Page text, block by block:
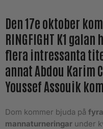
Den 17e oktober
RINGFIGHT K1
flera intressanta
annat Abdou Karim
Youssef Assouik
Dom kommer bjuda på
mannaturneringar under